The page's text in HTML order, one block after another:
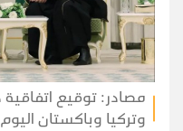
مصادر: توقيع
وتركيا وباكستان اليوم